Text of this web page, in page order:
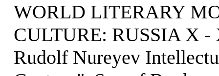
WORLD LITERARY
CULTURE: RUSSIA X -
Rudolf Nureyev